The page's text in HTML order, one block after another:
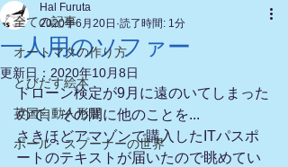
全ての記事
オートマタの作り方
とびだす絵本
英国自動人形展
ポール・スプーナーの世界
一人用のソファー
Hal Furuta
2020年6月20日 読了時間: 1分
更新日： 2020年10月8日
ドローン検定が9月に遠のいてしまった
ので、その間に他のことを...
さきほどアマゾンで購入したITパスポ
ートのテキストが届いたので眺めてい